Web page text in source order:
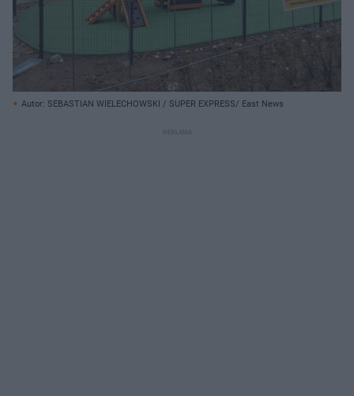
Autor: SEBASTIAN WIELECHOWSKI / SUPER EXPRESS/ East News